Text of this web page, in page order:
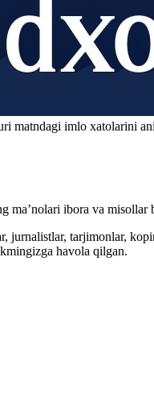
matndagi imlo xatolarini
ma’nolari ibora va misollar
jurnalistlar, tarjimonlar,
havola qilgan.